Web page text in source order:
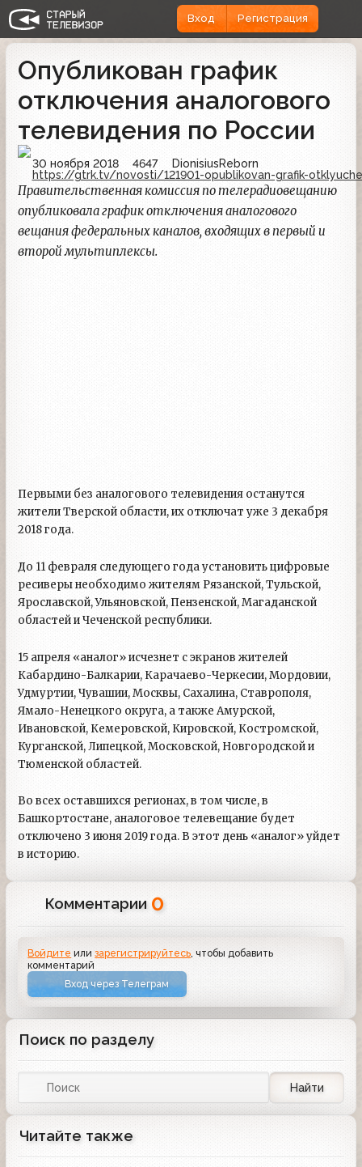
Вход Регистрация
Опубликован график
отключения аналогового
телевидения по России
30 ноября 2018 4647
DionisiusReborn
https://gtrk.tv/novosti/121901-opublikovan-grafik-
Правительственная комиссия по телерадиовещанию
опубликовала график отключения аналогового
вещания федеральных каналов, входящих в первый и
второй мультиплексы.
Первыми без аналогового телевидения останутся
жители Тверской области, их отключат уже 3 декабря
2018 года.
До 11 февраля следующего года установить цифровые
ресиверы необходимо жителям Рязанской, Тульской,
Ярославской, Ульяновской, Пензенской, Магаданской
областей и Чеченской республики.
15 апреля «аналог» исчезнет с экранов жителей
Кабардино-Балкарии, Карачаево-Черкесии, Мордовии,
Удмуртии, Чувашии, Москвы, Сахалина, Ставрополя,
Ямало-Ненецкого округа, а также Амурской,
Ивановской, Кемеровской, Кировской, Костромской,
Курганской, Липецкой, Московской, Новгородской и
Тюменской областей.
Во всех оставшихся регионах, в том числе, в
Башкортостане, аналоговое телевещание будет
отключено 3 июня 2019 года. В этот день «аналог» уйдет
в историю.
Комментарии 0
Войдите илизарегистрируйтесь , чтобы добавить
комментарий
Вход через Телеграм
Поиск по разделу
Найти
Читайте также